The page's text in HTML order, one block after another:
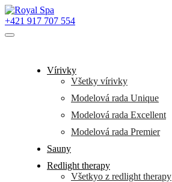
+421 917 707 554
Vírivky
Všetky vírivky
Modelová rada Unique
Modelová rada Excellent
Modelová rada Premier
Sauny
Redlight therapy
Všetkyo z redlight therapy